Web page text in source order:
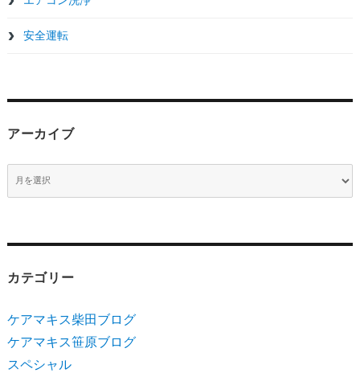
安全運転
アーカイブ
ア
ー
イ
カテゴリー
ケアマキス柴田ブログ
ケアマキス笹原ブログ
スペシャル